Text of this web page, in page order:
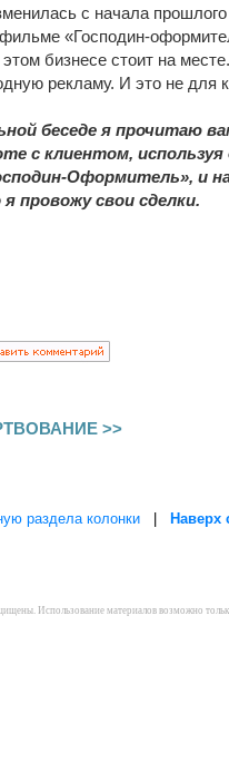
с начала прошлого
«Господин-
бизнесе стоит на
рекламу. И это не для
беседе я прочитаю
с клиентом, используя
Оформитель», и
провожу свои сделки.
>>
раздела колонки Наверх
Использование материалов возможно